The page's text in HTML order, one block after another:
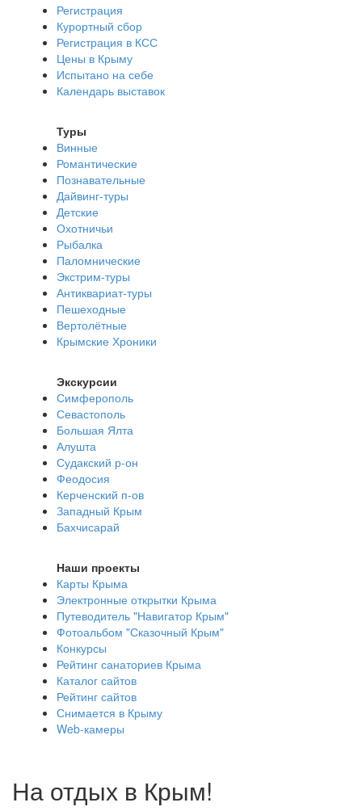
Регистрация
Курортный сбор
Регистрация в КСС
Цены в Крыму
Испытано на себе
Календарь выставок
Туры
Винные
Романтические
Познавательные
Дайвинг-туры
Детские
Охотничьи
Рыбалка
Паломнические
Экстрим-туры
Антиквариат-туры
Пешеходные
Вертолётные
Крымские Хроники
Экскурсии
Симферополь
Севастополь
Большая Ялта
Алушта
Судакский р-он
Феодосия
Керченский п-ов
Западный Крым
Бахчисарай
Наши проекты
Карты Крыма
Электронные открытки Крыма
Путеводитель "Навигатор Крым"
Фотоальбом "Сказочный Крым"
Конкурсы
Рейтинг санаториев Крыма
Каталог сайтов
Рейтинг сайтов
Снимается в Крыму
Web-камеры
На отдых в Крым!